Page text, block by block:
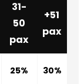
31-
50
pax
+51
pax
25% 30%